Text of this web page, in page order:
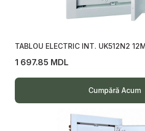
TABLOU ELECTRIC INT. UK512N2
1 697.85 MDL
Cumpără Acum